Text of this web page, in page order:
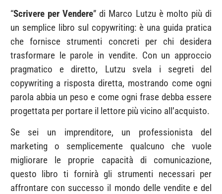
“Scrivere per Vendere” di Marco Lutzu è molto più di
un semplice libro sul copywriting: è una guida pratica
che fornisce strumenti concreti per chi desidera
trasformare le parole in vendite. Con un approccio
pragmatico e diretto, Lutzu svela i segreti del
copywriting a risposta diretta, mostrando come ogni
parola abbia un peso e come ogni frase debba essere
progettata per portare il lettore più vicino all’acquisto.
Se sei un imprenditore, un professionista del
marketing o semplicemente qualcuno che vuole
migliorare le proprie capacità di comunicazione,
questo libro ti fornirà gli strumenti necessari per
affrontare con successo il mondo delle vendite e del